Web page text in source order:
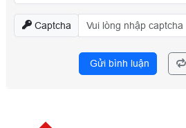
Captcha
Gửi bình luận